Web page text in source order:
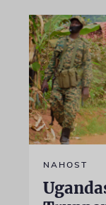
NAHOST